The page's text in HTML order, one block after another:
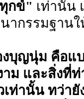
กข์" เท่านั้น
ากรรมฐาน
งบุญนุ่ม คือแ
าม และสิ่งที่
เท่านั้น ทว่า